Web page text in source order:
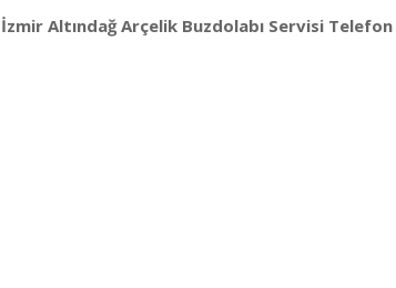
İzmir Altındağ Arçelik Buzdolabı Servisi